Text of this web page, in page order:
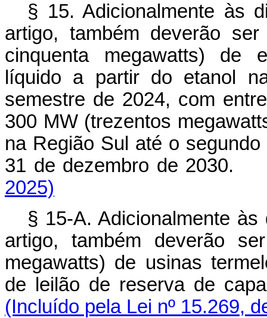
§ 15. Adicionalmente às
artigo, também deverão
cinquenta megawatts) de
líquido a partir do etanol
semestre de 2024, com
300 MW (trezentos
na Região Sul até o
31 de dezembro de 2030.
2025)
§ 15-A. Adicionalmente
artigo, também deverão
megawatts) de usinas
de leilão de reserva de
(Incluído pela Lei nº 15.269,